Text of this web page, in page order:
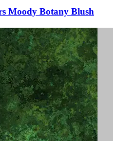
Moody Botany Blush